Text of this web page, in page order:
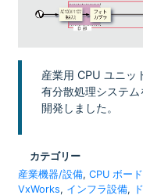
産業用 CPU ユニッ
有分散処理システ
開発しました。
カテゴリー
産業機器/設備, CPU ボード
VxWorks, インフラ設備,